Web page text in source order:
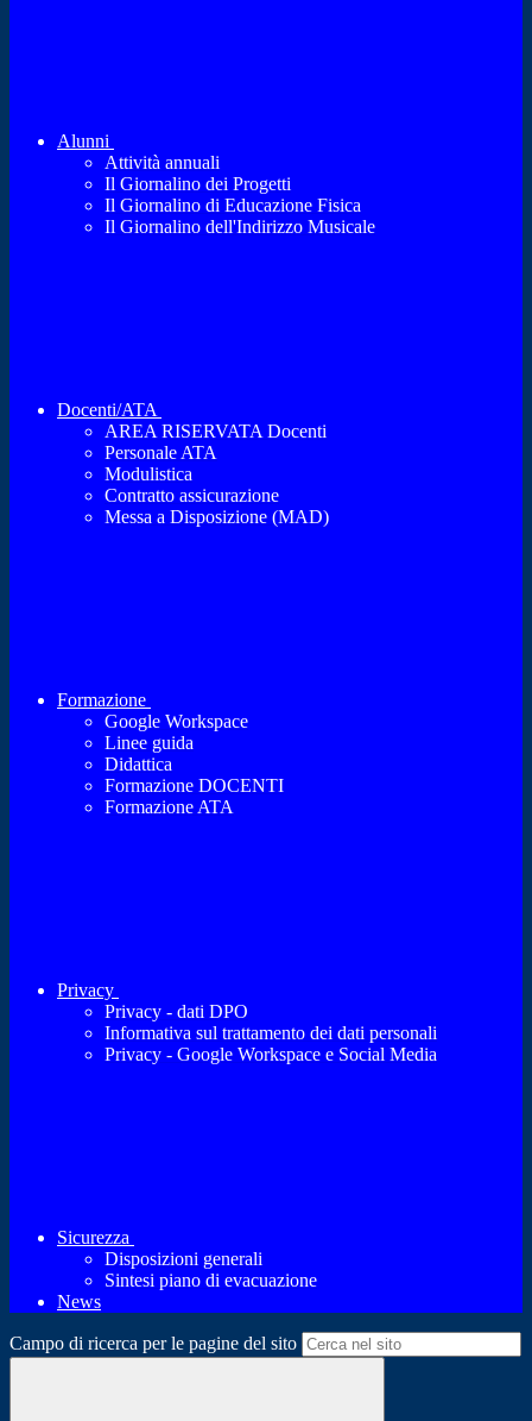
Alunni
Attività annuali
Il Giornalino dei Progetti
Il Giornalino di Educazione Fisica
Il Giornalino dell'Indirizzo Musicale
Docenti/ATA
AREA RISERVATA Docenti
Personale ATA
Modulistica
Contratto assicurazione
Messa a Disposizione (MAD)
Formazione
Google Workspace
Linee guida
Didattica
Formazione DOCENTI
Formazione ATA
Privacy
Privacy - dati DPO
Informativa sul trattamento dei dati personali
Privacy - Google Workspace e Social Media
Sicurezza
Disposizioni generali
Sintesi piano di evacuazione
News
Campo di ricerca per le pagine del sito